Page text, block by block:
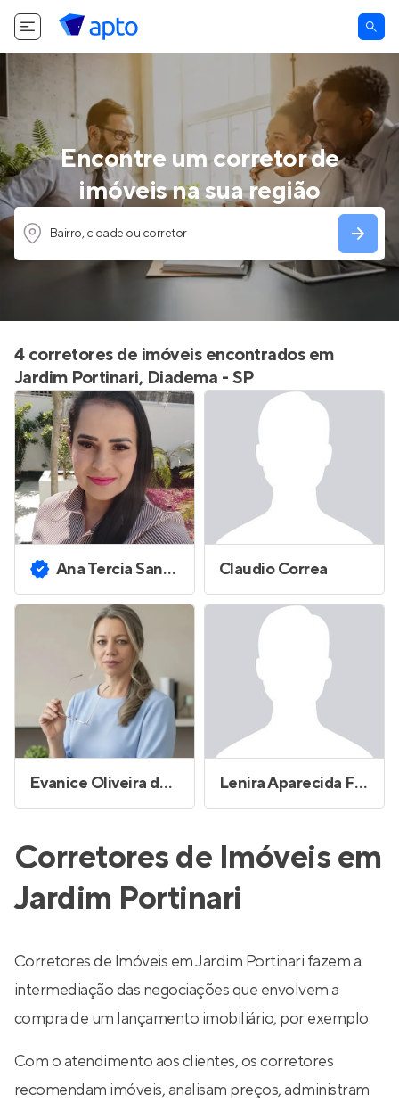
Encontre um corretor de
imóveis na sua região
Bairro, cidade ou corretor
4 corretores de imóveis encontrados em
Jardim Portinari, Diadema - SP
Ana Tercia Santos Costa Claudio Correa
Evanice Oliveira dos Santos Lenira Aparecida Ferreira
Corretores de Imóveis em
Jardim Portinari
Corretores de Imóveis em Jardim Portinari fazem a
intermediação das negociações que envolvem a
compra de um lançamento imobiliário, por exemplo.
Com o atendimento aos clientes, os corretores
recomendam imóveis, analisam preços, administram